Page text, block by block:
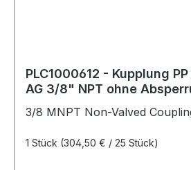
PLC1000612 - Kupplung
AG 3/8" NPT ohne
3/8 MNPT Non-Valved
1 Stück (304,50 € / 25 Stück)